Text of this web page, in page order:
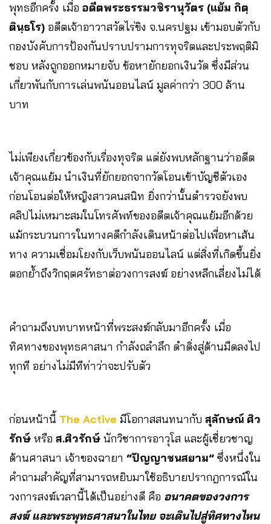
พุทธอีกครั้ง เมื่อ อดีตพระธรรมวชิรานุวัตร (แย้ม กิตฺ
ตินฺธโร) อดีตเจ้าอาวาสวัดไร่ขิง จ.นครปฐม เข้ามอบตัวกับ
กองบังคับการป้องกันปราบปรามการทุจริตและประพฤติมิ
ชอบ หลังถูกออกหมายจับ ข้อหายักยอกเงินวัด ซึ่งมีส่วน
เกี่ยวพันกับการเล่นพนันออนไลน์ มูลค่ากว่า 300 ล้าน
บาท
ไม่เพียงเกี่ยวข้องกับเรื่องทุจริต แต่ยังพบหลักฐานว่าอดีต
เจ้าคุณแย้ม นำเงินที่ยักยอกจากวัดโอนเข้าบัญชีตัวเอง
ก่อนโอนต่อให้หญิงสาวคนสนิท ยิ่งกว่านั้นตำรวจยังพบ
คลิปไม่เหมาะสมในโทรศัพท์ของอดีตเจ้าคุณแย้มอีกด้วย
แม้กระบวนการในทางคดีกำลังเดินหน้าต่อไปเพื่อหาเส้น
ทาง ความเชื่อมโยงกับเว็บพนันออนไลน์ แต่สิ่งที่เกิดขึ้นยิ่ง
ตอกย้ำถึงวิกฤตศรัทธาต่อวงการสงฆ์ อย่างหลีกเลี่ยงไม่ได้
คำถามถึงบทบาทหน้าที่พระสงฆ์กลับมาอีกครั้ง เมื่อ
ทิศทางของพุทธศาสนา กำลังถลำลึก ดำดิ่งสู่ด้านมืดลงไป
ทุกที อย่างไม่มีทีท่าว่าจะปรับตัว
ก่อนหน้านี้ The Active มีโอกาสสนทนากับ สุลักษณ์ ศิว
รักษ์ หรือ ส.ศิวรักษ์ นักวิชาการอาวุโส และผู้เชี่ยวชาญ
ด้านศาสนา เจ้าของฉายา “ปัญญาชนสยาม” ซึ่งหนึ่งใน
คำถามสำคัญที่สามารถหยิบมาใช้อธิบายปรากฎการณ์ใน
วงการสงฆ์เวลานี้ได้เป็นอย่างดี คือ อนาคตของวงการ
สงฆ์ และพระพุทธศาสนาในไทย จะเดินไปสู่ทิศทางไหน